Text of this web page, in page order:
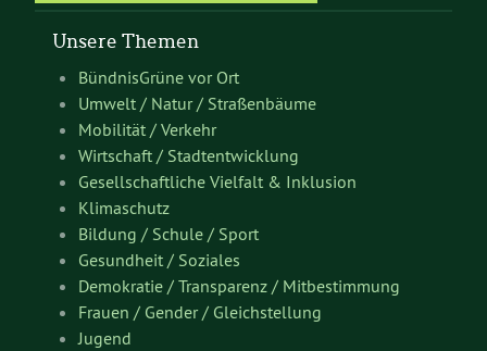
Unsere Themen
BündnisGrüne vor Ort
Umwelt / Natur / Straßenbäume
Mobilität / Verkehr
Wirtschaft / Stadtentwicklung
Gesellschaftliche Vielfalt & Inklusion
Klimaschutz
Bildung / Schule / Sport
Gesundheit / Soziales
Demokratie / Transparenz / Mitbestimmung
Frauen / Gender / Gleichstellung
Jugend